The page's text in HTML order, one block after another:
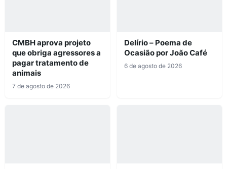
CMBH aprova projeto
que obriga agressores a
pagar tratamento de
animais
7 de agosto de 2026
Delírio – Poema de
Ocasião por João Café
6 de agosto de 2026